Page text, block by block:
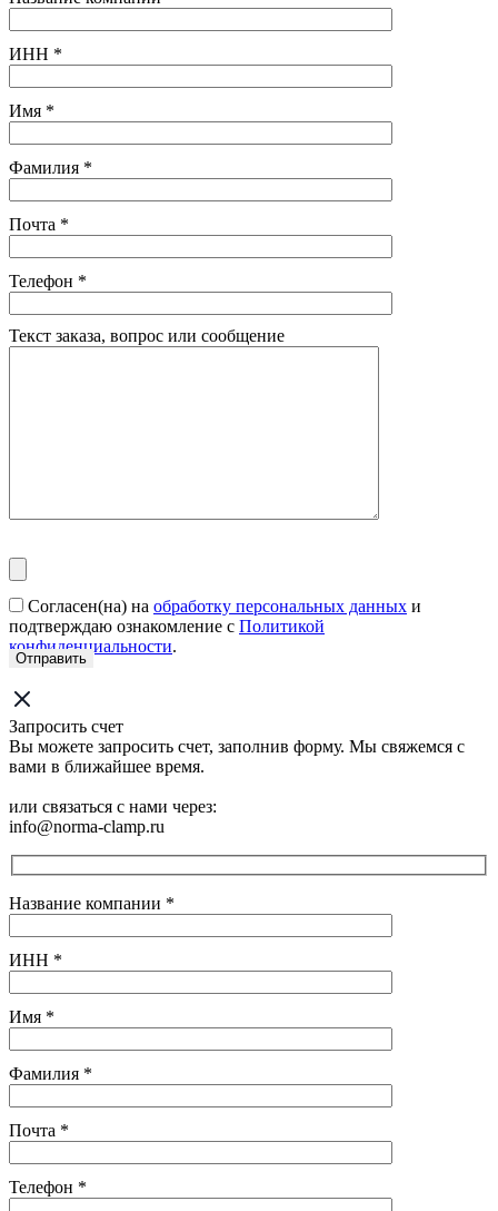
ИНН *
Имя *
Фамилия *
Почта *
Телефон *
Текст заказа, вопрос или сообщение
Согласен(на) на обработку персональных данных и
подтверждаю ознакомление с Политикой
конфиденциальности.
Запросить счет
Вы можете запросить счет, заполнив форму. Мы свяжемся с
вами в ближайшее время.
или связаться с нами через:
info@norma-clamp.ru
Название компании *
ИНН *
Имя *
Фамилия *
Почта *
Телефон *